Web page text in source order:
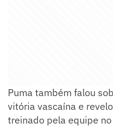
Puma também falou
vitória vascaína e
treinado pela equipe